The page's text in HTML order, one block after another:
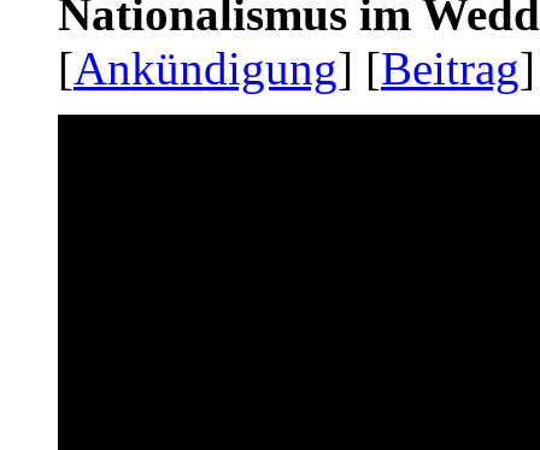
Nationalismus im
[Ankündigung] [Beitrag